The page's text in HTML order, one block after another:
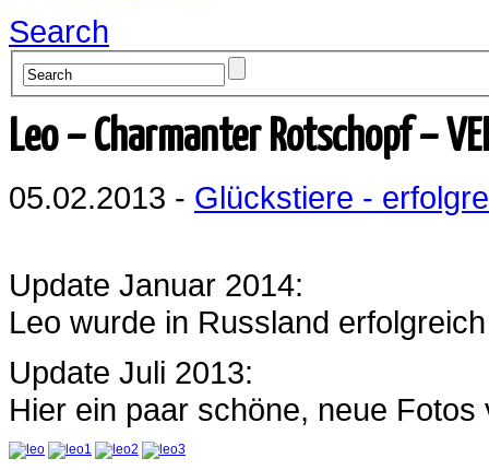
Search
Leo – Charmanter Rotschopf –
05.02.2013 - Glückstiere -
Update Januar 2014:
Leo wurde in Russland
Update Juli 2013:
Hier ein paar schöne, neue Fotos